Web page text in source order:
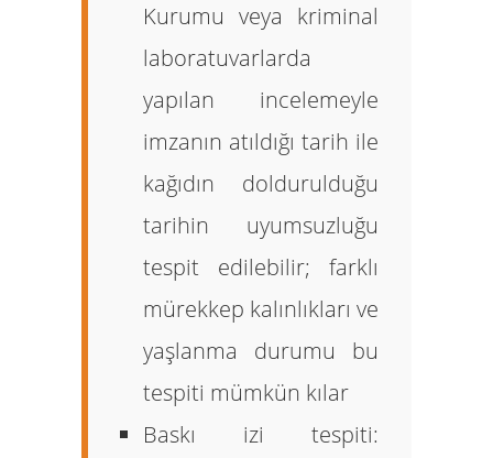
Kurumu veya kriminal
laboratuvarlarda
yapılan incelemeyle
imzanın atıldığı tarih ile
kağıdın doldurulduğu
tarihin uyumsuzluğu
tespit edilebilir; farklı
mürekkep kalınlıkları ve
yaşlanma durumu bu
tespiti mümkün kılar
Baskı izi tespiti: